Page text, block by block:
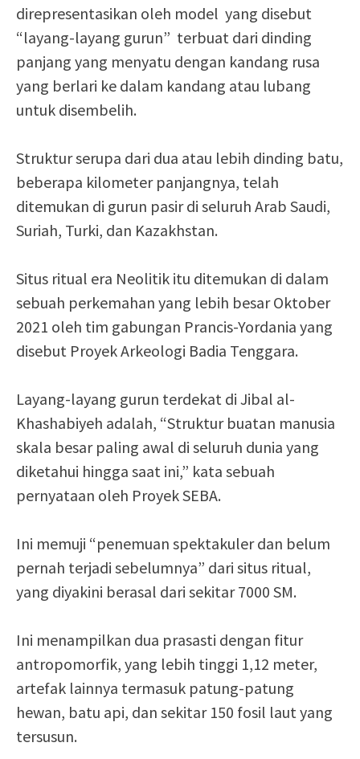
direpresentasikan oleh model yang disebut
“layang-layang gurun” terbuat dari dinding
panjang yang menyatu dengan kandang rusa
yang berlari ke dalam kandang atau lubang
untuk disembelih.
Struktur serupa dari dua atau lebih dinding batu,
beberapa kilometer panjangnya, telah
ditemukan di gurun pasir di seluruh Arab Saudi,
Suriah, Turki, dan Kazakhstan.
Situs ritual era Neolitik itu ditemukan di dalam
sebuah perkemahan yang lebih besar Oktober
2021 oleh tim gabungan Prancis-Yordania yang
disebut Proyek Arkeologi Badia Tenggara.
Layang-layang gurun terdekat di Jibal al-
Khashabiyeh adalah, “Struktur buatan manusia
skala besar paling awal di seluruh dunia yang
diketahui hingga saat ini,” kata sebuah
pernyataan oleh Proyek SEBA.
Ini memuji “penemuan spektakuler dan belum
pernah terjadi sebelumnya” dari situs ritual,
yang diyakini berasal dari sekitar 7000 SM.
Ini menampilkan dua prasasti dengan fitur
antropomorfik, yang lebih tinggi 1,12 meter,
artefak lainnya termasuk patung-patung
hewan, batu api, dan sekitar 150 fosil laut yang
tersusun.